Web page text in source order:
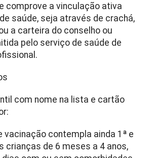
comprove a vinculação ativa
saúde, seja através de crachá,
a carteira do conselho ou
pelo serviço de saúde de
com nome na lista e cartão
vacinação contempla ainda 1ª e
crianças de 6 meses a 4 anos,